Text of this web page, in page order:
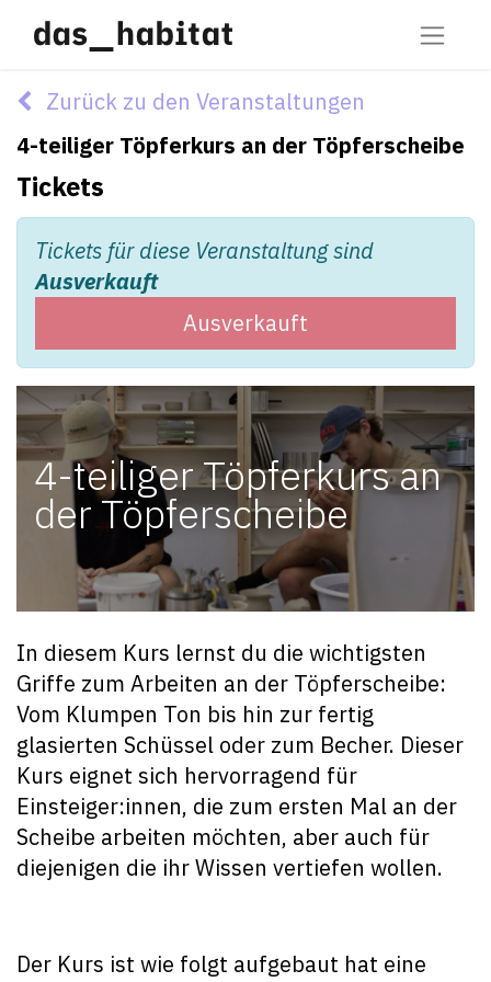
Zurück zu den Veranstaltungen
4-teiliger Töpferkurs an der Töpferscheibe
Tickets
Tickets für diese Veranstaltung sind
Ausverkauft
Ausverkauft
4-teiliger Töpferkurs an
der Töpferscheibe
In diesem Kurs lernst du die wichtigsten
Griffe zum Arbeiten an der Töpferscheibe:
Vom Klumpen Ton bis hin zur fertig
glasierten Schüssel oder zum Becher. Dieser
Kurs eignet sich hervorragend für
Einsteiger:innen, die zum ersten Mal an der
Scheibe arbeiten möchten, aber auch für
diejenigen die ihr Wissen vertiefen wollen.
Der Kurs ist wie folgt aufgebaut hat eine